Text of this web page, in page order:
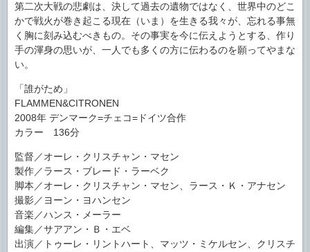
第二次大戦の悲劇は、決して過去の遺物ではなく、世界中のどこ
かで戦火が巻き起こる現在（いま）を生きる我々が、忘れる事無
く胸に刻み込むべきもの。その事実を今に伝えようとする、作り
手の渾身の思いが、一人でも多くの方に伝わるのを願ってやまな
い。
「誰がため」
FLAMMEN&CITRONEN
2008年 デンマーク=チェコ=ドイツ合作
カラー 136分
監督／オーレ・クリスチャン・マセン
製作／ラース・ブレード・ラーベク
脚本／オーレ・クリスチャン・マセン、ラース・Ｋ・アナセン
撮影／ヨーン・ヨハンセン
音楽／ハンス・メーラー
編集／サアアン・Ｂ・エベ
出演／トゥーレ・リントハート、マッツ・ミケルセン、クリスチ